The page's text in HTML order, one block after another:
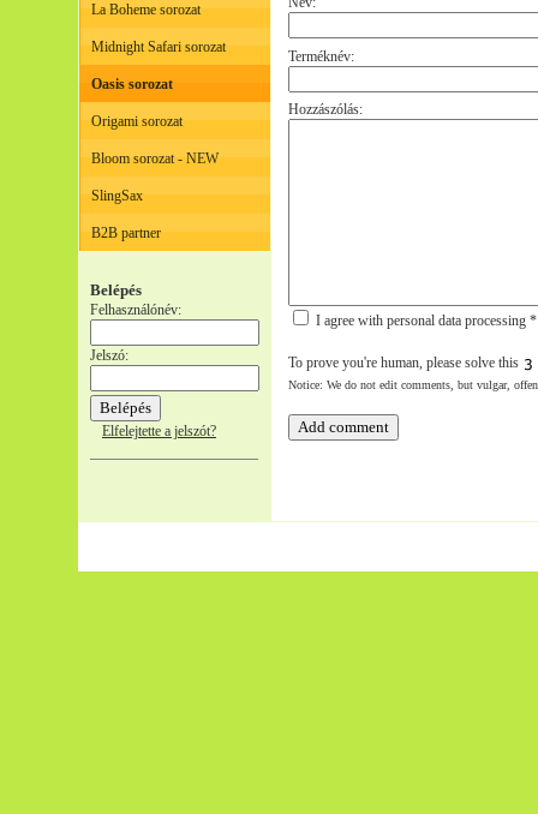
La Boheme sorozat
Midnight Safari sorozat
Oasis sorozat
Origami sorozat
Bloom sorozat - NEW
SlingSax
B2B partner
Belépés
Felhasználónév:
Jelszó:
Elfelejtette a jelszót?
Terméknév:
Hozzászólás:
I agree with personal data processing *
To prove you're human, please solve this
Notice: We do not edit comments, but vulgar,